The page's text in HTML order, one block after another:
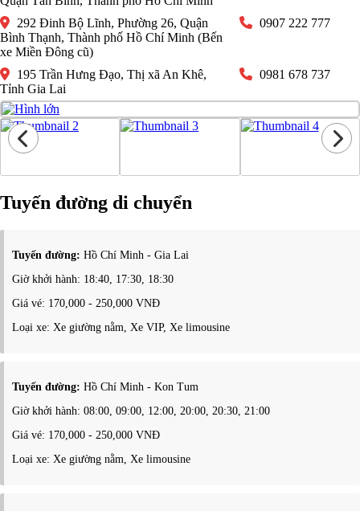
292 Đinh Bộ Lĩnh, Phường 26, Quận
Bình Thạnh, Thành phố Hồ Chí Minh (Bến
xe Miền Đông cũ)
0907 222 777
195 Trần Hưng Đạo, Thị xã An Khê,
Tỉnh Gia Lai
0981 678 737
Tuyến đường di chuyển
Tuyến đường: Hồ Chí Minh - Gia Lai
Giờ khởi hành: 18:40, 17:30, 18:30
Giá vé: 170,000 - 250,000 VNĐ
Loại xe: Xe giường nằm, Xe VIP, Xe limousine
Tuyến đường: Hồ Chí Minh - Kon Tum
Giờ khởi hành: 08:00, 09:00, 12:00, 20:00, 20:30, 21:00
Giá vé: 170,000 - 250,000 VNĐ
Loại xe: Xe giường nằm, Xe limousine